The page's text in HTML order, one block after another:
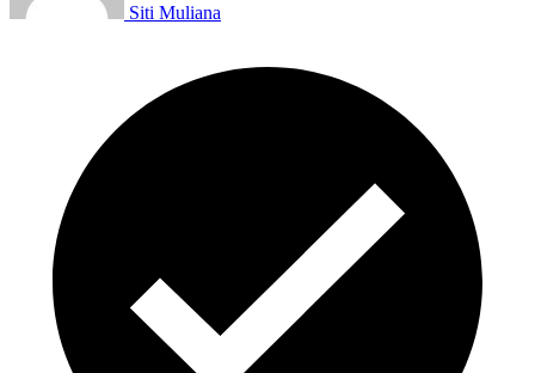
Siti Muliana